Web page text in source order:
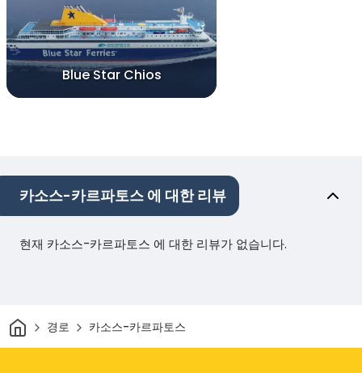
Blue Star Chios
카소스-카르파토스 에 대한 리뷰
현재 카소스-카르파토스 에 대한 리뷰가 없습니다.
집 경로 카소스-카르파토스